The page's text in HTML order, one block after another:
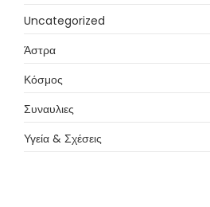
Uncategorized
Άστρα
Κόσμος
Συναυλιες
Υγεία & Σχέσεις